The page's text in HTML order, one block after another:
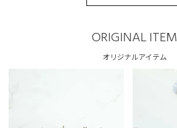
ORIGINAL ITEM
オリジナルアイテム